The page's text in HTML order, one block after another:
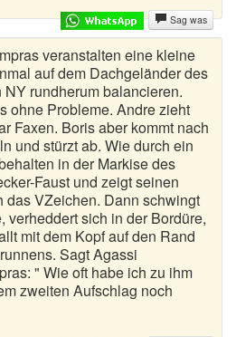
Sag was
veranstalten eine kleine
auf dem Dachgeländer des
rundherum balancieren.
ohne Probleme. Andre zieht
Faxen. Boris aber kommt nach
und stürzt ab. Wie durch ein
in der Markise des
Faust und zeigt seinen
das VZeichen. Dann schwingt
verheddert sich in der Bordüre,
mit dem Kopf auf den Rand
Sagt Agassi
" Wie oft habe ich zu ihm
zweiten Aufschlag noch